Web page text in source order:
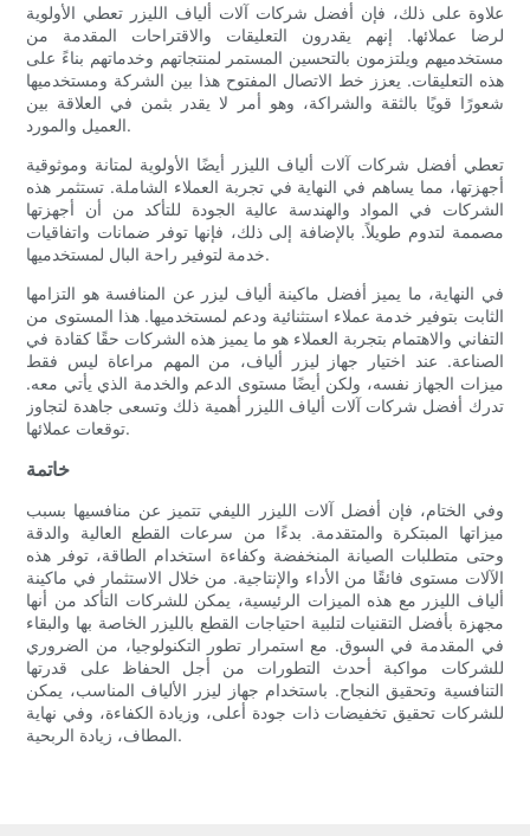
علاوة على ذلك، فإن أفضل شركات آلات ألياف الليزر تعطي الأولوية
لرضا عملائها. إنهم يقدرون التعليقات والاقتراحات المقدمة من
مستخدميهم ويلتزمون بالتحسين المستمر لمنتجاتهم وخدماتهم بناءً على
هذه التعليقات. يعزز خط الاتصال المفتوح هذا بين الشركة ومستخدميها
شعورًا قويًا بالثقة والشراكة، وهو أمر لا يقدر بثمن في العلاقة بين
العميل والمورد.
تعطي أفضل شركات آلات ألياف الليزر أيضًا الأولوية لمتانة وموثوقية
أجهزتها، مما يساهم في النهاية في تجربة العملاء الشاملة. تستثمر هذه
الشركات في المواد والهندسة عالية الجودة للتأكد من أن أجهزتها
مصممة لتدوم طويلاً. بالإضافة إلى ذلك، فإنها توفر ضمانات واتفاقيات
خدمة لتوفير راحة البال لمستخدميها.
في النهاية، ما يميز أفضل ماكينة ألياف ليزر عن المنافسة هو التزامها
الثابت بتوفير خدمة عملاء استثنائية ودعم لمستخدميها. هذا المستوى من
التفاني والاهتمام بتجربة العملاء هو ما يميز هذه الشركات حقًا كقادة في
الصناعة. عند اختيار جهاز ليزر ألياف، من المهم مراعاة ليس فقط
ميزات الجهاز نفسه، ولكن أيضًا مستوى الدعم والخدمة الذي يأتي معه.
تدرك أفضل شركات آلات ألياف الليزر أهمية ذلك وتسعى جاهدة لتجاوز
توقعات عملائها.
خاتمة
وفي الختام، فإن أفضل آلات الليزر الليفي تتميز عن منافسيها بسبب
ميزاتها المبتكرة والمتقدمة. بدءًا من سرعات القطع العالية والدقة
وحتى متطلبات الصيانة المنخفضة وكفاءة استخدام الطاقة، توفر هذه
الآلات مستوى فائقًا من الأداء والإنتاجية. من خلال الاستثمار في ماكينة
ألياف الليزر مع هذه الميزات الرئيسية، يمكن للشركات التأكد من أنها
مجهزة بأفضل التقنيات لتلبية احتياجات القطع بالليزر الخاصة بها والبقاء
في المقدمة في السوق. مع استمرار تطور التكنولوجيا، من الضروري
للشركات مواكبة أحدث التطورات من أجل الحفاظ على قدرتها
التنافسية وتحقيق النجاح. باستخدام جهاز ليزر الألياف المناسب، يمكن
للشركات تحقيق تخفيضات ذات جودة أعلى، وزيادة الكفاءة، وفي نهاية
المطاف، زيادة الربحية.